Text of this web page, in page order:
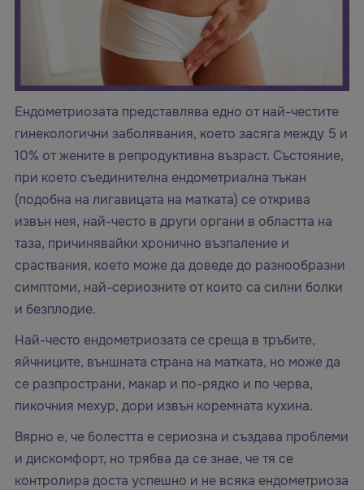
Ендометриозата представлява едно от най-честите
гинекологични заболявания, което засяга между 5 и
10% от жените в репродуктивна възраст. Състояние,
при което съединителна ендометриална тъкан
(подобна на лигавицата на матката) се открива
извън нея, най-често в други органи в областта на
таза, причинявайки хронично възпаление и
сраствания, което може да доведе до разнообразни
симптоми, най-сериозните от които са силни болки
и безплодие.
Най-често ендометриозата се среща в тръбите,
яйчниците, външната страна на матката, но може да
се разпространи, макар и по-рядко и по черва,
пикочния мехур, дори извън коремната кухина.
Вярно е, че болестта е сериозна и създава проблеми
и дискомфорт, но трябва да се знае, че тя се
контролира доста успешно и не всяка ендометриоза